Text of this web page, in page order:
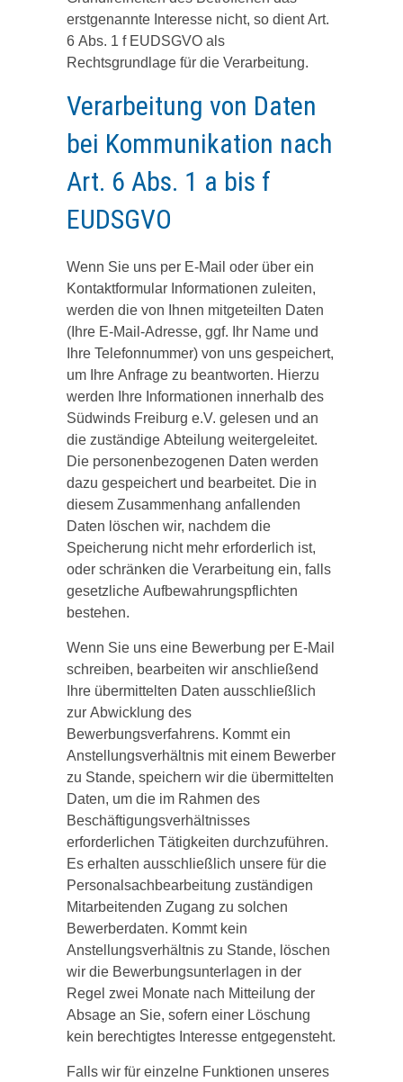
erstgenannte Interesse nicht, so dient Art.
6 Abs. 1 f EUDSGVO als
Rechtsgrundlage für die Verarbeitung.
Verarbeitung von Daten
bei Kommunikation nach
Art. 6 Abs. 1 a bis f
EUDSGVO
Wenn Sie uns per E-Mail oder über ein
Kontaktformular Informationen zuleiten,
werden die von Ihnen mitgeteilten Daten
(Ihre E-Mail-Adresse, ggf. Ihr Name und
Ihre Telefonnummer) von uns gespeichert,
um Ihre Anfrage zu beantworten. Hierzu
werden Ihre Informationen innerhalb des
Südwinds Freiburg e.V. gelesen und an
die zuständige Abteilung weitergeleitet.
Die personenbezogenen Daten werden
dazu gespeichert und bearbeitet. Die in
diesem Zusammenhang anfallenden
Daten löschen wir, nachdem die
Speicherung nicht mehr erforderlich ist,
oder schränken die Verarbeitung ein, falls
gesetzliche Aufbewahrungspflichten
bestehen.
Wenn Sie uns eine Bewerbung per E-Mail
schreiben, bearbeiten wir anschließend
Ihre übermittelten Daten ausschließlich
zur Abwicklung des
Bewerbungsverfahrens. Kommt ein
Anstellungsverhältnis mit einem Bewerber
zu Stande, speichern wir die übermittelten
Daten, um die im Rahmen des
Beschäftigungsverhältnisses
erforderlichen Tätigkeiten durchzuführen.
Es erhalten ausschließlich unsere für die
Personalsachbearbeitung zuständigen
Mitarbeitenden Zugang zu solchen
Bewerberdaten. Kommt kein
Anstellungsverhältnis zu Stande, löschen
wir die Bewerbungsunterlagen in der
Regel zwei Monate nach Mitteilung der
Absage an Sie, sofern einer Löschung
kein berechtigtes Interesse entgegensteht.
Falls wir für einzelne Funktionen unseres